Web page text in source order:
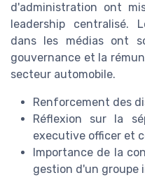
d'administration ont
leadership centralisé.
dans les médias ont
gouvernance et la
secteur automobile.
Renforcement des
Réflexion sur la
executive officer et
Importance de la
gestion d'un groupe